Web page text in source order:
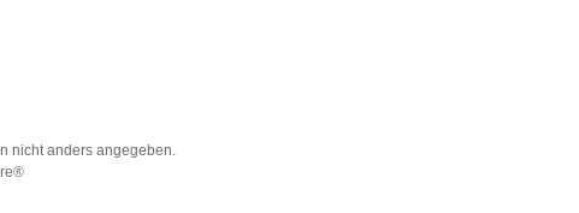
nicht anders angegeben.